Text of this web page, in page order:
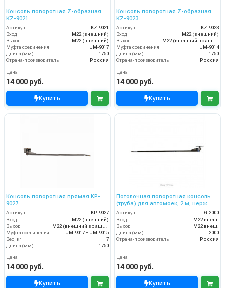
Консоль поворотная Z-образная
KZ-9021
Артикул
KZ-9021
Вход
M22 (внешний)
Выход
M22 (внешний)
Муфта соединения
UM-9017
Длина (мм)
1750
Страна-производитель
Россия
Цена
14 000 руб.
Купить
Консоль поворотная Z-образная
KZ-9023
Артикул
KZ-9023
Вход
M22 (внешний)
Выход
M22 (внешний вращающийся)
Муфта соединения
UM-9014
Длина (мм)
1750
Страна-производитель
Россия
Цена
14 000 руб.
Купить
Консоль поворотная прямая KP-
9027
Артикул
KP-9027
Вход
M22 (внешний)
Выход
M22 (внешний вращающийся)
Муфта соединения
UM-9017 + UM-9015
Вес, кг
7
Длина (мм)
1750
Цена
14 000 руб.
Купить
Потолочная поворотная консоль
(труба) для автомоек, 2 м, нерж.
сталь
Артикул
G-2000
Вход
M22 внеш.
Выход
M22 внеш.
Длина (мм)
2000
Страна-производитель
Россия
Цена
14 000 руб.
Купить